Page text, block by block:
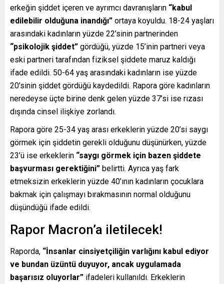
erkeğin şiddet içeren ve ayrımcı davranışların “kabul
edilebilir olduğuna inandığı” ortaya koyuldu. 18-24 yaşları
arasındaki kadınların yüzde 22’sinin partnerinden
“psikolojik şiddet” gördüğü, yüzde 15’inin partneri veya
eski partneri tarafından fiziksel şiddete maruz kaldığı
ifade edildi. 50-64 yaş arasındaki kadınların ise yüzde
20’sinin şiddet gördüğü kaydedildi. Rapora göre kadınların
neredeyse üçte birine denk gelen yüzde 37’si ise rızası
dışında cinsel ilişkiye zorlandı.
Rapora göre 25-34 yaş arası erkeklerin yüzde 20’si saygı
görmek için şiddetin gerekli olduğunu düşünürken, yüzde
23’ü ise erkeklerin “saygı görmek için bazen şiddete
başvurması gerektiğini” belirtti. Ayrıca yaş fark
etmeksizin erkeklerin yüzde 40’ının kadınların çocuklara
bakmak için çalışmayı bırakmasının normal olduğunu
düşündüğü ifade edildi.
Rapor Macron’a iletilecek!
Raporda, “İnsanlar cinsiyetçiliğin varlığını kabul ediyor
ve bundan üzüntü duyuyor, ancak uygulamada
başarısız oluyorlar” ifadeleri kullanıldı. Erkeklerin